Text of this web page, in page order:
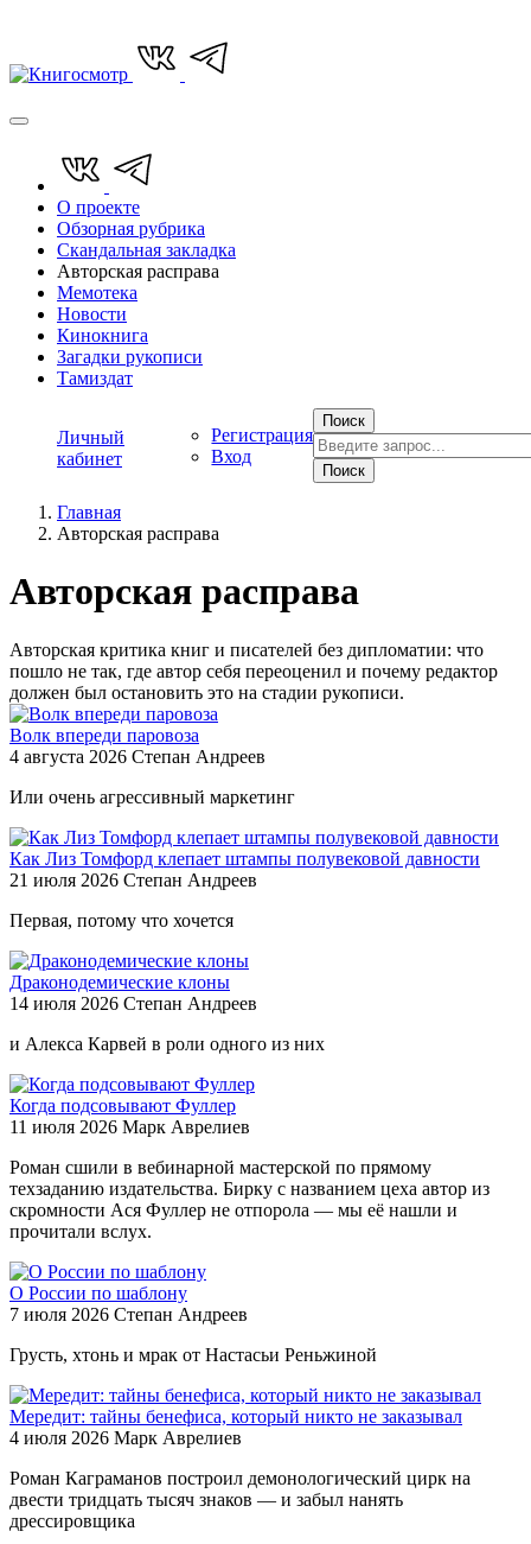
О проекте
Обзорная рубрика
Скандальная закладка
Авторская расправа
Мемотека
Новости
Кинокнига
Загадки рукописи
Тамиздат
Личный
кабинет
Регистрация
Вход
Поиск
Поиск
Главная
Авторская расправа
Авторская расправа
Авторская критика книг и писателей без дипломатии: что
пошло не так, где автор себя переоценил и почему редактор
должен был остановить это на стадии рукописи.
Волк впереди паровоза
4 августа 2026 Степан Андреев
Или очень агрессивный маркетинг
Как Лиз Томфорд клепает штампы полувековой давности
21 июля 2026 Степан Андреев
Первая, потому что хочется
Драконодемические клоны
14 июля 2026 Степан Андреев
и Алекса Карвей в роли одного из них
Когда подсовывают Фуллер
11 июля 2026 Марк Аврелиев
Роман сшили в вебинарной мастерской по прямому
техзаданию издательства. Бирку с названием цеха автор из
скромности Ася Фуллер не отпорола — мы её нашли и
прочитали вслух.
О России по шаблону
7 июля 2026 Степан Андреев
Грусть, хтонь и мрак от Настасьи Реньжиной
Мередит: тайны бенефиса, который никто не заказывал
4 июля 2026 Марк Аврелиев
Роман Каграманов построил демонологический цирк на
двести тридцать тысяч знаков — и забыл нанять
дрессировщика